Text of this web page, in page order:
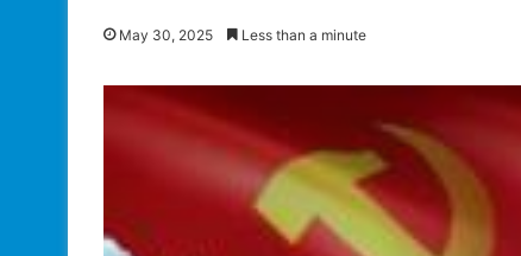
May 30, 2025 Less than a minute